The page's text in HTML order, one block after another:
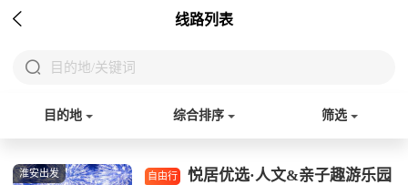
 线路列表
 目的地/关键词
目的地 综合排序 筛选
淮安出发 自由行
悦居优选·人文&亲子趣游乐园